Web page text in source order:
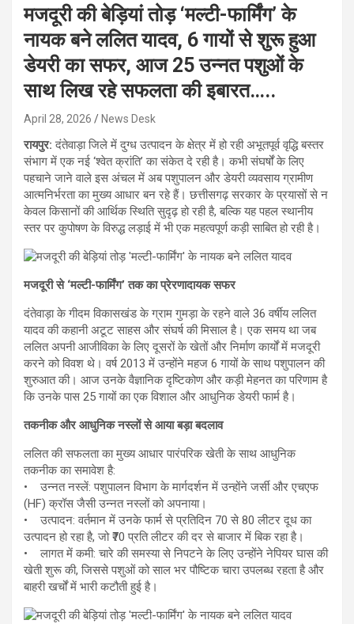
मजदूरी की बेड़ियां तोड़ ‘मल्टी-फार्मिंग’ के
नायक बने ललित यादव, 6 गायों से शुरू हुआ
डेयरी का सफर, आज 25 उन्नत पशुओं के
साथ लिख रहे सफलता की इबारत…..
April 28, 2026 News Desk
​रायपुर:दंतेवाड़ा जिले में दुग्ध उत्पादन के क्षेत्र में हो रही अभूतपूर्व वृद्धि बस्तर
संभाग में एक नई ‘श्वेत क्रांति’ का संकेत दे रही है। कभी संघर्षों के लिए
पहचाने जाने वाले इस अंचल में अब पशुपालन और डेयरी व्यवसाय ग्रामीण
आत्मनिर्भरता का मुख्य आधार बन रहे हैं। छत्तीसगढ़ सरकार के प्रयासों से न
केवल किसानों की आर्थिक स्थिति सुदृढ़ हो रही है, बल्कि यह पहल स्थानीय
स्तर पर कुपोषण के विरुद्ध लड़ाई में भी एक महत्वपूर्ण कड़ी साबित हो रही है।
मजदूरी से ‘मल्टी-फार्मिंग’ तक का प्रेरणादायक सफर
दंतेवाड़ा के गीदम विकासखंड के ग्राम गुमड़ा के रहने वाले 36 वर्षीय ललित
यादव की कहानी अटूट साहस और संघर्ष की मिसाल है। एक समय था जब
ललित अपनी आजीविका के लिए दूसरों के खेतों और निर्माण कार्यों में मजदूरी
करने को विवश थे। वर्ष 2013 में उन्होंने महज 6 गायों के साथ पशुपालन की
शुरुआत की। आज उनके वैज्ञानिक दृष्टिकोण और कड़ी मेहनत का परिणाम है
कि उनके पास 25 गायों का एक विशाल और आधुनिक डेयरी फार्म है।
तकनीक और आधुनिक नस्लों से आया बड़ा बदलाव
ललित की सफलता का मुख्य आधार पारंपरिक खेती के साथ आधुनिक
तकनीक का समावेश है:
• उन्नत नस्लें: पशुपालन विभाग के मार्गदर्शन में उन्होंने जर्सी और एचएफ
(HF) क्रॉस जैसी उन्नत नस्लों को अपनाया।
• उत्पादन: वर्तमान में उनके फार्म से प्रतिदिन 70 से 80 लीटर दूध का
उत्पादन हो रहा है, जो ₹70 प्रति लीटर की दर से बाजार में बिक रहा है।
• लागत में कमी: चारे की समस्या से निपटने के लिए उन्होंने नेपियर घास की
खेती शुरू की, जिससे पशुओं को साल भर पौष्टिक चारा उपलब्ध रहता है और
बाहरी खर्चों में भारी कटौती हुई है।